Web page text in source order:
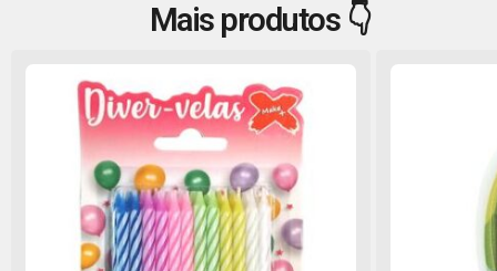
Mais produtos 👇